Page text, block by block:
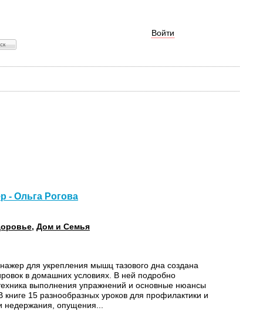
Войти
- Ольга Рогова
, Дом и Семья
для укрепления мышц тазового дна создана
в домашних условиях. В ней подробно
выполнения упражнений и основные нюансы
книге 15 разнообразных уроков для профилактики и
недержания, опущения...